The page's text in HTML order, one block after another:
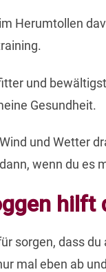
Herumtollen
und
Gesundheit.
und Wetter
wenn du es
hilft
sorgen, dass
mal eben ab